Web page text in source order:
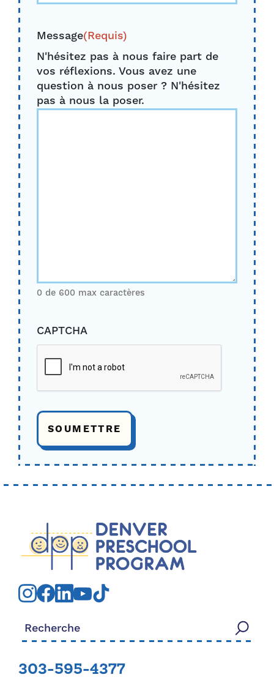
Message(Requis)
N'hésitez pas à nous faire part de
vos réflexions. Vous avez une
question à nous poser ? N'hésitez
pas à nous la poser.
0 de 600 max caractères
CAPTCHA
Rechercher:
303-595-4377